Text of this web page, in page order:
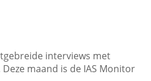
interviews met
maand is de IAS Monitor